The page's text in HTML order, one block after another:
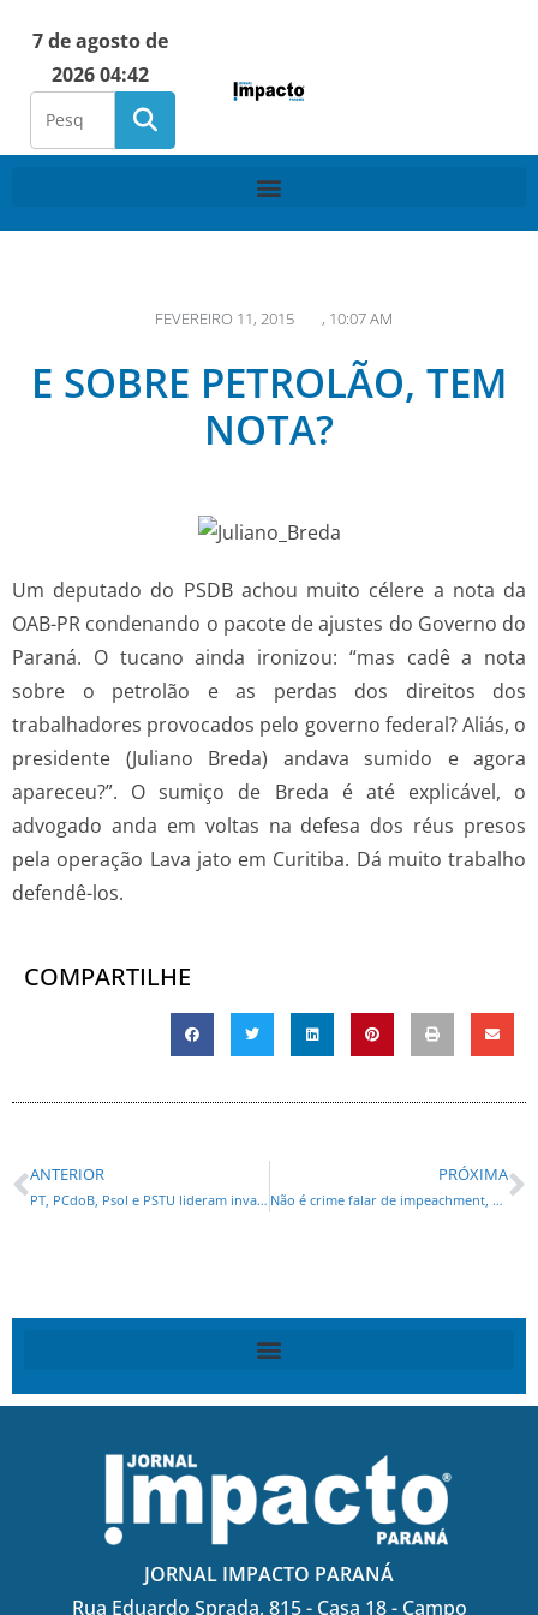
7 de agosto de
2026 04:42
FEVEREIRO 11, 2015 , 10:07 AM
E SOBRE PETROLÃO, TEM
NOTA?
Um deputado do PSDB achou muito célere a nota da
OAB-PR condenando o pacote de ajustes do Governo do
Paraná. O tucano ainda ironizou: “mas cadê a nota
sobre o petrolão e as perdas dos direitos dos
trabalhadores provocados pelo governo federal? Aliás, o
presidente (Juliano Breda) andava sumido e agora
apareceu?”. O sumiço de Breda é até explicável, o
advogado anda em voltas na defesa dos réus presos
pela operação Lava jato em Curitiba. Dá muito trabalho
defendê-los.
COMPARTILHE
ANTERIOR
PT, PCdoB, Psol e PSTU lideram invasão na Alep
PRÓXIMA
Não é crime falar de impeachment, diz Aécio
JORNAL IMPACTO PARANÁ
Rua Eduardo Sprada, 815 - Casa 18 - Campo